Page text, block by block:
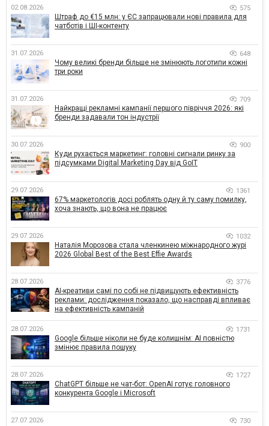
02.08.2026 575
Штраф до €15 млн: у ЄС запрацювали нові правила для
чатботів і ШІ-контенту
31.07.2026 648
Чому великі бренди більше не змінюють логотипи кожні
три роки
31.07.2026 709
Найкращі рекламні кампанії першого півріччя 2026: які
бренди задавали тон індустрії
30.07.2026 900
Куди рухається маркетинг: головні сигнали ринку за
підсумками Digital Marketing Day від GoIT
29.07.2026 1361
67% маркетологів досі роблять одну й ту саму помилку,
хоча знають, що вона не працює
29.07.2026 1032
Наталія Морозова стала членкинею міжнародного журі
2026 Global Best of the Best Effie Awards
28.07.2026 3776
AI-креативи самі по собі не підвищують ефективність
реклами: дослідження показало, що насправді впливає
на ефективність кампаній
28.07.2026 1731
Google більше ніколи не буде колишнім: AI повністю
змінює правила пошуку
28.07.2026 1727
ChatGPT більше не чат-бот: OpenAI готує головного
конкурента Google і Microsoft
27.07.2026 730